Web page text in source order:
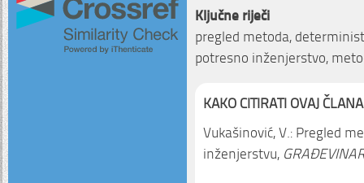
Ključne riječi
pregled metoda,
potresno inženjerstvo,
KAKO CITIRATI OVAJ
Vukašinović, V.: Pregled
inženjerstvu,